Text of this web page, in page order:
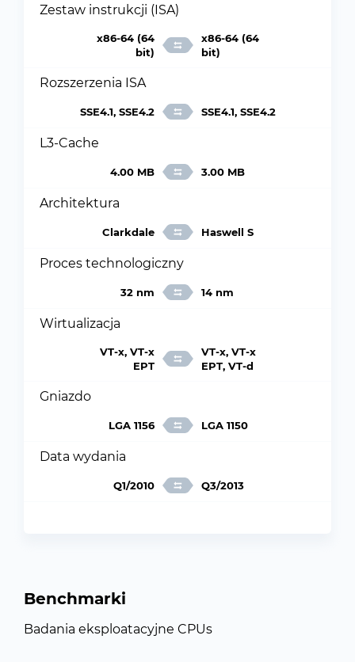
Zestaw instrukcji (ISA)
x86-64 (64
bit)
x86-64 (64
bit)
Rozszerzenia ISA
SSE4.1, SSE4.2 SSE4.1, SSE4.2
L3-Cache
4.00 MB 3.00 MB
Architektura
Clarkdale Haswell S
Proces technologiczny
32 nm 14 nm
Wirtualizacja
VT-x, VT-x
EPT
VT-x, VT-x
EPT, VT-d
Gniazdo
LGA 1156 LGA 1150
Data wydania
Q1/2010 Q3/2013
Benchmarki
Badania eksploatacyjne CPUs